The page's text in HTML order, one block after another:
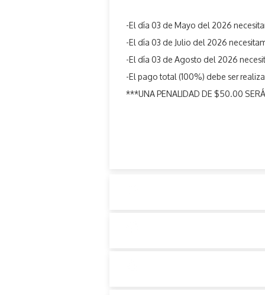
-El día 03 de Mayo del 2026
-El día 03 de Julio del 2026
-El día 03 de Agosto del 2026
-El pago total (100%) debe ser
***UNA PENALIDAD DE $50.00